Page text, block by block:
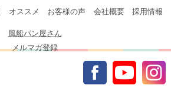
オススメ お客様の声 会社概要 採用情報
メルマガ登録
風船パン屋さん